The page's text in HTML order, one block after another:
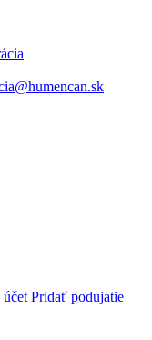
Pridať podujatie